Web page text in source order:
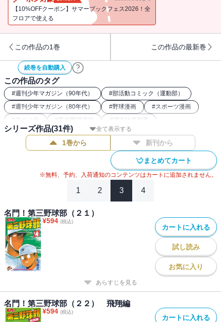
打ち破り、「死のロード」を切り抜けられるか!?
【10%OFFクーポン】サマーブックフェス2026！全
フロアで使える
この作品の1巻 この作品の最新巻
続巻を自動購入
この作品のタグ
#週刊少年マガジン（90年代） #部活動コミック（運動部）
#週刊少年マガジン（80年代） #野球漫画 #スポーツ漫画
# アニメ化 # 高校野球漫画 # 講談社漫画賞
全て表示する
シリーズ作品(31件)
1巻から 新刊から
まとめてカート
※無料、予約、入荷通知のコンテンツはカートに追加されません。
1 2 3 4
名門！第三野球部（２１）
¥594 (税込)
カートに入れる
試し読み
お気に入り
あらすじを見る
名門！第三野球部（２２） 飛翔編
¥594 (税込)
カートに入れる